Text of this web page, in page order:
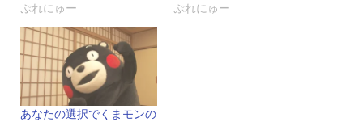
ぷれにゅー
ぷれにゅー
あなたの選択でくまモンの